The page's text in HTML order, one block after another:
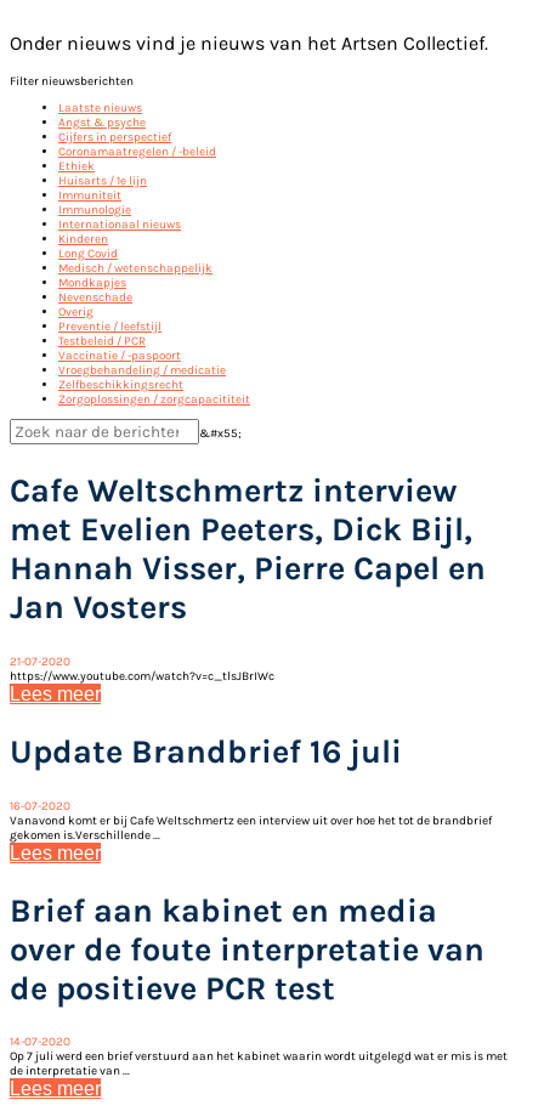
Onder nieuws vind je nieuws van het Artsen Collectief.
Filter nieuwsberichten
Laatste nieuws
Angst & psyche
Cijfers in perspectief
Coronamaatregelen / -beleid
Ethiek
Huisarts / 1e lijn
Immuniteit
Immunologie
Internationaal nieuws
Kinderen
Long Covid
Medisch / wetenschappelijk
Mondkapjes
Nevenschade
Overig
Preventie / leefstijl
Testbeleid / PCR
Vaccinatie / -paspoort
Vroegbehandeling / medicatie
Zelfbeschikkingsrecht
Zorgoplossingen / zorgcapacititeit
&#x55;
Cafe Weltschmertz interview
met Evelien Peeters, Dick Bijl,
Hannah Visser, Pierre Capel en
Jan Vosters
21-07-2020
https://www.youtube.com/watch?v=c_tlsJBrIWc
Lees meer
Update Brandbrief 16 juli
16-07-2020
Vanavond komt er bij Cafe Weltschmertz een interview uit over hoe het tot de brandbrief
gekomen is.Verschillende ...
Lees meer
Brief aan kabinet en media
over de foute interpretatie van
de positieve PCR test
14-07-2020
Op 7 juli werd een brief verstuurd aan het kabinet waarin wordt uitgelegd wat er mis is met
de interpretatie van ...
Lees meer